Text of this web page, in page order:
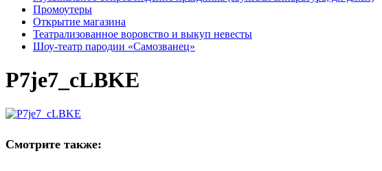
Промоутеры
Открытие магазина
Театрализованное воровство и выкуп невесты
Шоу-театр пародии «Самозванец»
P7je7_cLBKE
Смотрите также: